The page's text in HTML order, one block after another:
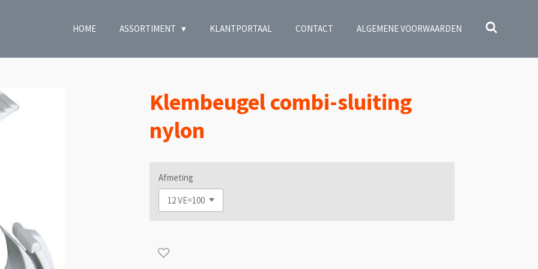
HOME ASSORTIMENT KLANTPORTAAL CONTACT ALGEMENE VOORWAARDEN
Klembeugel combi-sluiting
nylon
Afmeting